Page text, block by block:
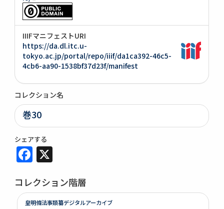
IIIFマニフェストURI
https://da.dl.itc.u-
tokyo.ac.jp/portal/repo/iiif/da1ca392-46c5-
4cb6-aa90-1538bf37d23f/manifest
コレクション名
巻30
シェアする
Facebook
コレクション階層
皇明條法事類纂デジタルアーカイブ